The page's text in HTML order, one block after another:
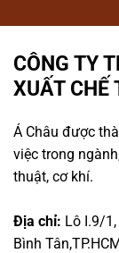
CÔNG TY
XUẤT CHẾ
Á Châu được
việc trong
thuật, cơ khí.
Địa chỉ: Lô I.9/
Bình